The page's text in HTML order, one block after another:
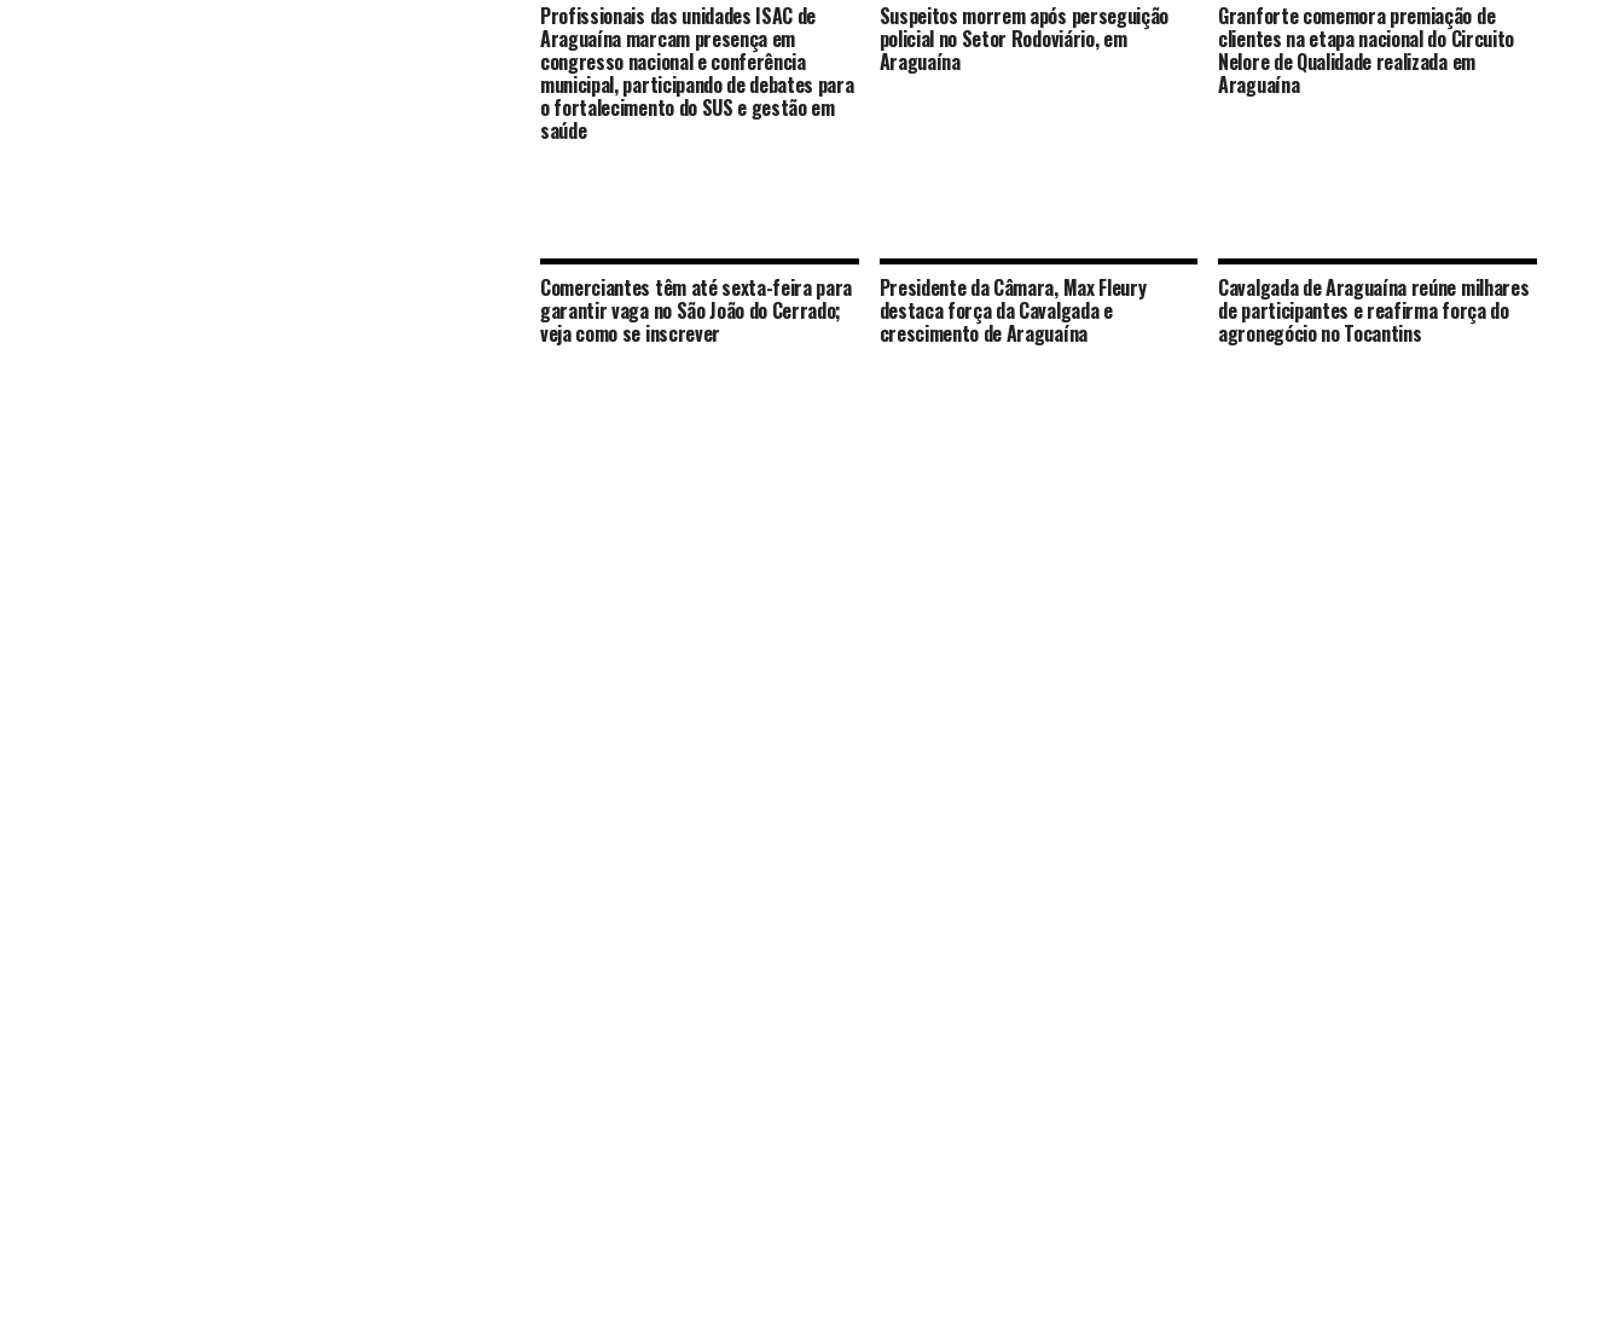
Profissionais das unidades ISAC de
Araguaína marcam presença em
congresso nacional e conferência
municipal, participando de debates para
o fortalecimento do SUS e gestão em
saúde
Suspeitos morrem após perseguição
policial no Setor Rodoviário, em
Araguaína
Granforte comemora premiação de
clientes na etapa nacional do Circuito
Nelore de Qualidade realizada em
Araguaína
Comerciantes têm até sexta-feira para
garantir vaga no São João do Cerrado;
veja como se inscrever
Presidente da Câmara, Max Fleury
destaca força da Cavalgada e
crescimento de Araguaína
Cavalgada de Araguaína reúne milhares
de participantes e reafirma força do
agronegócio no Tocantins